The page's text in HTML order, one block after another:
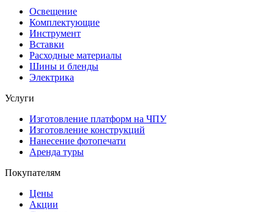
Освещение
Комплектующие
Инструмент
Вставки
Расходные материалы
Шины и бленды
Электрика
Услуги
Изготовление платформ на ЧПУ
Изготовление конструкций
Нанесение фотопечати
Аренда туры
Покупателям
Цены
Акции